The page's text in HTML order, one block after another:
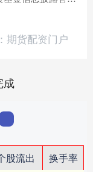
机构董事、监公
期货配资门户
成
股流出
换手率